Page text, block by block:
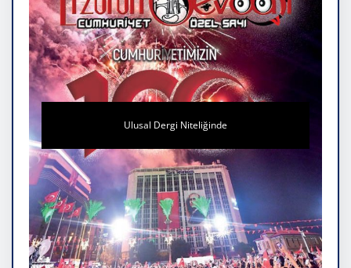
Ulusal Dergi Niteliğinde